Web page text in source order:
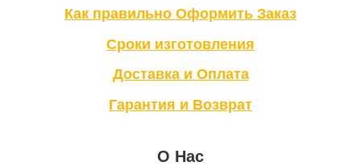
Как правильно Оформить Заказ
Сроки изготовления
Доставка и Оплата
Гарантия и Возврат
О Нас